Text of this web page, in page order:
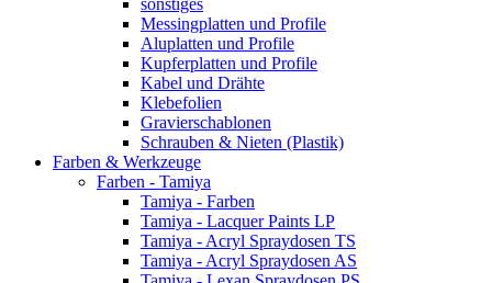
sonstiges
Messingplatten und Profile
Aluplatten und Profile
Kupferplatten und Profile
Kabel und Drähte
Klebefolien
Gravierschablonen
Schrauben & Nieten (Plastik)
Farben & Werkzeuge
Farben - Tamiya
Tamiya - Farben
Tamiya - Lacquer Paints LP
Tamiya - Acryl Spraydosen TS
Tamiya - Acryl Spraydosen AS